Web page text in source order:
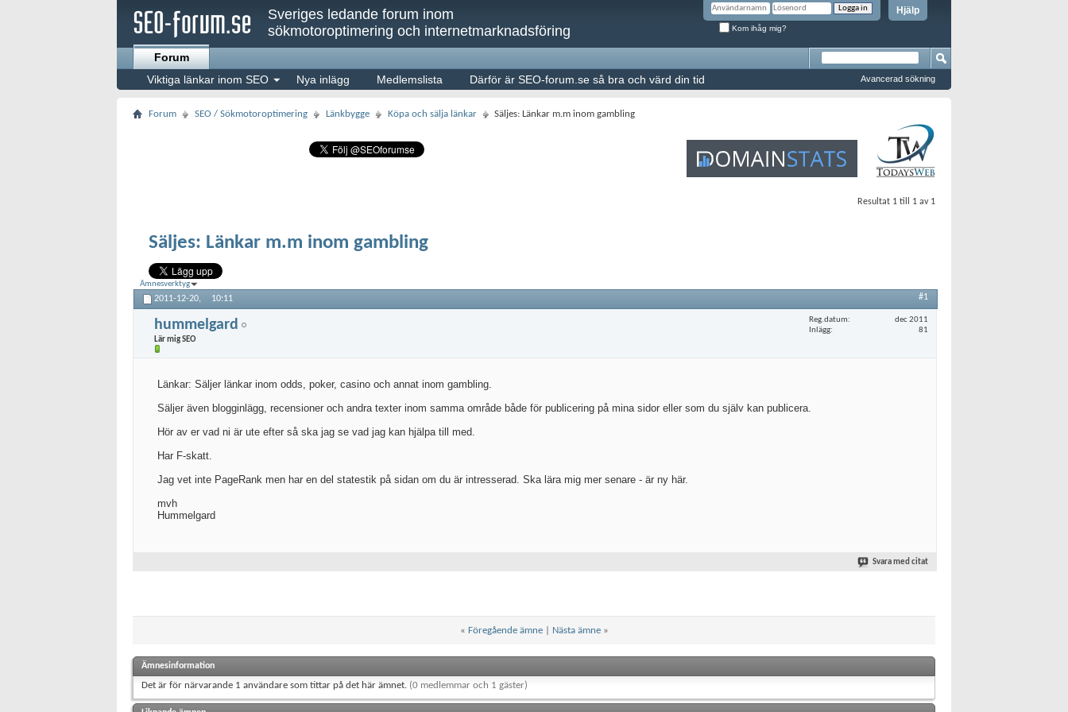
Hjälp
Kom ihåg mig?
Sveriges ledande forum inom
sökmotoroptimering och internetmarknadsföring
Forum
Viktiga länkar inom SEO
Nya inlägg Medlemslista Därför är SEO-forum.se så bra och värd din tid Avancerad sökning
Forum SEO / Sökmotoroptimering Länkbygge Köpa och sälja länkar Säljes: Länkar m.m inom gambling
Resultat 1 till 1 av 1
Säljes: Länkar m.m inom gambling
Ämnesverktyg
2011-12-20, 10:11 #1
hummelgard
Lär mig SEO
Reg.datum
dec 2011
Inlägg
81
Länkar: Säljer länkar inom odds, poker, casino och annat inom gambling.
Säljer även blogginlägg, recensioner och andra texter inom samma område både för publicering på mina sidor eller som du själv kan publicera.
Hör av er vad ni är ute efter så ska jag se vad jag kan hjälpa till med.
Har F-skatt.
Jag vet inte PageRank men har en del statestik på sidan om du är intresserad. Ska lära mig mer senare - är ny här.
mvh
Hummelgard
Svara med citat
« Föregående ämne| Nästa ämne »
Ämnesinformation
Det är för närvarande 1 användare som tittar på det här ämnet. (0 medlemmar och 1 gäster)